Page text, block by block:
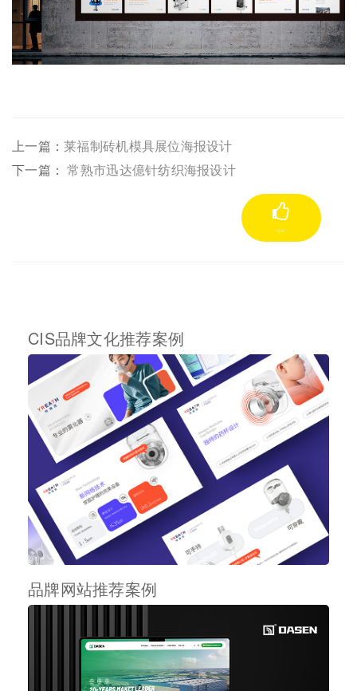
上一篇：莱福制砖机模具展位海报设计
下一篇：常熟市迅达億针纺织海报设计
--
CIS品牌文化推荐案例
品牌网站推荐案例